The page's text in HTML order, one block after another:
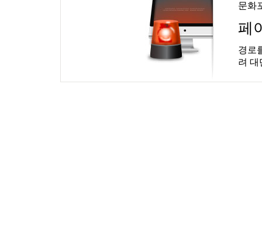
문화
페
경로
려 대